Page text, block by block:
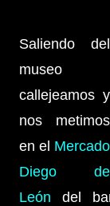
Saliendo del
museo
callejeamos y
nos metimos
en el Mercado
Diego de
León del